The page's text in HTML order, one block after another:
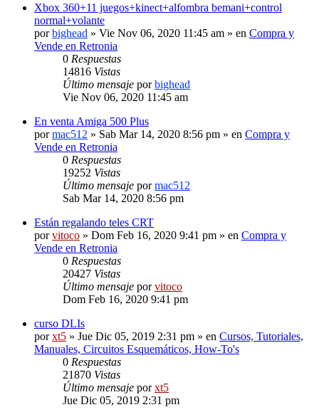
Xbox 360+11 juegos+kinect+alfombra bemani+control
normal+volante
porbighead » Vie Nov 06, 2020 11:45 am » en Compra y
Vende en Retronia
0 Respuestas
14816 Vistas
Último mensaje porbighead
Vie Nov 06, 2020 11:45 am
En venta Amiga 500 Plus
pormac512 » Sab Mar 14, 2020 8:56 pm » en Compra y
Vende en Retronia
0 Respuestas
19252 Vistas
Último mensaje pormac512
Sab Mar 14, 2020 8:56 pm
Están regalando teles CRT
porvitoco » Dom Feb 16, 2020 9:41 pm » en Compra y
Vende en Retronia
0 Respuestas
20427 Vistas
Último mensaje porvitoco
Dom Feb 16, 2020 9:41 pm
curso DLIs
porxt5 » Jue Dic 05, 2019 2:31 pm » en Cursos, Tutoriales,
Manuales, Circuitos Esquemáticos, How-To's
0 Respuestas
21870 Vistas
Último mensaje porxt5
Jue Dic 05, 2019 2:31 pm